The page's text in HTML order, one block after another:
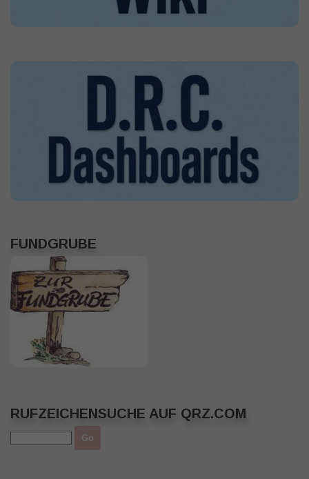
FUNDGRUBE
RUFZEICHENSUCHE AUF QRZ.COM